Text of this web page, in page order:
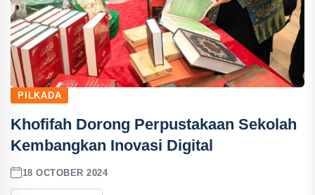
PILKADA
Khofifah Dorong Perpustakaan Sekolah
Kembangkan Inovasi Digital
18 OCTOBER 2024